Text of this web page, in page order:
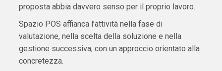
proposta abbia davvero senso per il proprio lavoro.
Spazio POS affianca l’attività nella fase di
valutazione, nella scelta della soluzione e nella
gestione successiva, con un approccio orientato alla
concretezza.